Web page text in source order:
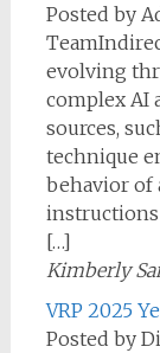
Posted by
evolving
complex AI
sources,
technique
behavior of
[…]
Kimberly
VRP 2025
Posted by